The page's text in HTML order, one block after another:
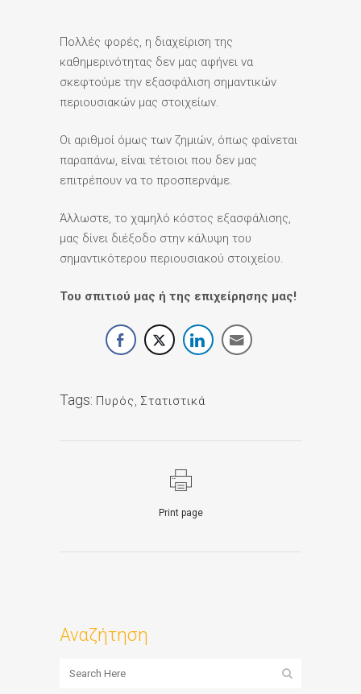
Πολλές φορές, η διαχείριση της
καθημερινότητας δεν μας αφήνει να
σκεφτούμε την εξασφάλιση σημαντικών
περιουσιακών μας στοιχείων.
Οι αριθμοί όμως των ζημιών, όπως φαίνεται
παραπάνω, είναι τέτοιοι που δεν μας
επιτρέπουν να το προσπερνάμε.
Άλλωστε, το χαμηλό κόστος εξασφάλισης,
μας δίνει διέξοδο στην κάλυψη του
σημαντικότερου περιουσιακού στοιχείου.
Του σπιτιού μας ή της επιχείρησης μας!
Tags: Πυρός Στατιστικά
Print page
Αναζήτηση